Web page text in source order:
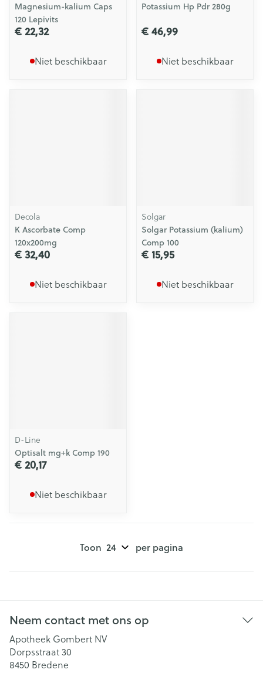
Magnesium-kalium Caps
120 Lepivits
€ 22,32
Niet beschikbaar
Potassium Hp Pdr 280g
€ 46,99
Niet beschikbaar
Decola
K Ascorbate Comp
120x200mg
€ 32,40
Niet beschikbaar
Solgar
Solgar Potassium (kalium)
Comp 100
€ 15,95
Niet beschikbaar
D-Line
Optisalt mg+k Comp 190
€ 20,17
Niet beschikbaar
Toon per pagina
Neem contact met ons op
Apotheek Gombert NV
Dorpsstraat 30
8450 Bredene